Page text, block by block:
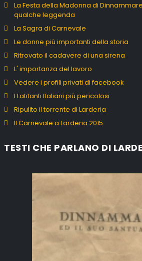
La Festa della Madonna di
qualche leggenda
La Sagra di Carnevale
Le donne più importanti della storia
Ritrovato il cadavere di una sirena
L' importanza del lavoro
Vedere i profili privati di facebook
I Latitanti Italiani più pericolosi
Ripulito il torrente di Larderia
Il Carnevale a Larderia 2015
TESTI CHE PARLANO DI